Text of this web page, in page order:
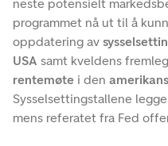
neste potensielt
programmet nå ut til å
oppdatering av
USA samt kveldens
rentemøte i den
Sysselsettingstallene
mens referatet fra Fed